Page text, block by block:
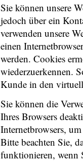
Sie können unsere
jedoch über ein
verwenden unsere
einen
werden. Cookies
wiederzuerkennen.
Kunde in den
Sie können die
Ihres Browsers
Internetbrowsers,
Bitte beachten Sie,
funktionieren, wenn